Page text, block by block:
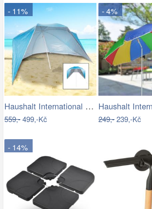
- 11%
Haushalt International Plážový…
559,-499,-Kč
- 4%
249,-239,-Kč
- 14%